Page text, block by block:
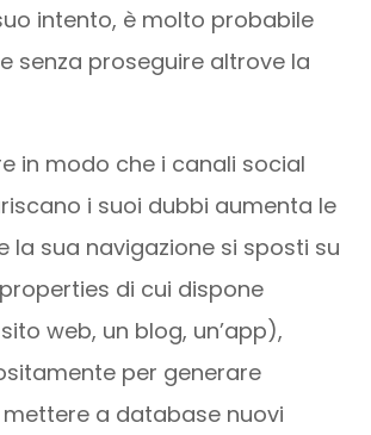
intento, è molto probabile
senza proseguire altrove la
in modo che i canali social
i suoi dubbi aumenta le
la sua navigazione si sposti su
di cui dispone
web, un blog, un’app),
per generare
a database nuovi